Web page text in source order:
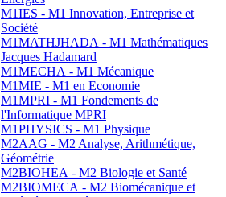
M1IES - M1 Innovation, Entreprise et
Société
M1MATHJHADA - M1 Mathématiques
Jacques Hadamard
M1MECHA - M1 Mécanique
M1MIE - M1 en Economie
M1MPRI - M1 Fondements de
l'Informatique MPRI
M1PHYSICS - M1 Physique
M2AAG - M2 Analyse, Arithmétique,
Géométrie
M2BIOHEA - M2 Biologie et Santé
M2BIOMECA - M2 Biomécanique et